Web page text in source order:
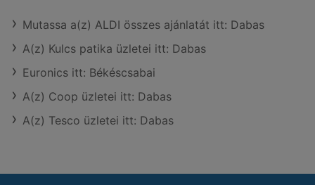
Mutassa a(z) ALDI összes ajánlatát itt: Dabas
A(z) Kulcs patika üzletei itt: Dabas
Euronics itt: Békéscsabai
A(z) Coop üzletei itt: Dabas
A(z) Tesco üzletei itt: Dabas